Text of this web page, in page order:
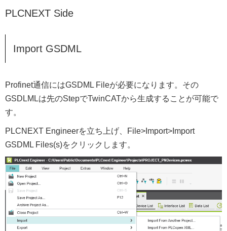
PLCNEXT Side
Import GSDML
Profinet通信にはGSDML Fileが必要になります。その
GSDLMLは先のStepでTwinCATから生成することが可能で
す。
PLCNEXT Engineerを立ち上げ、File>Import>Import
GSDML Files(s)をクリックします。